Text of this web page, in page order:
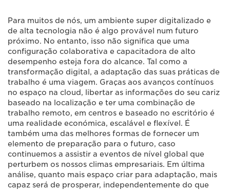
Para muitos de nós, um ambiente super digitalizado e
de alta tecnologia não é algo provável num futuro
próximo. No entanto, isso não significa que uma
configuração colaborativa e capacitadora de alto
desempenho esteja fora do alcance. Tal como a
transformação digital, a adaptação das suas práticas de
trabalho é uma viagem. Graças aos avanços contínuos
no espaço na cloud, libertar as informações do seu cariz
baseado na localização e ter uma combinação de
trabalho remoto, em centros e baseado no escritório é
uma realidade económica, escalável e flexível. É
também uma das melhores formas de fornecer um
elemento de preparação para o futuro, caso
continuemos a assistir a eventos de nível global que
perturbem os nossos climas empresariais. Em última
análise, quanto mais espaço criar para adaptação, mais
capaz será de prosperar, independentemente do que